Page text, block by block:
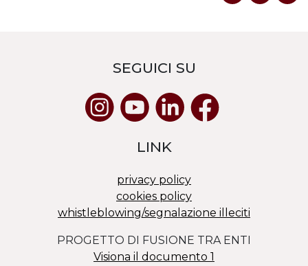
SEGUICI SU
LINK
privacy policy
cookies policy
whistleblowing/segnalazione illeciti
PROGETTO DI FUSIONE TRA ENTI
Visiona il documento 1